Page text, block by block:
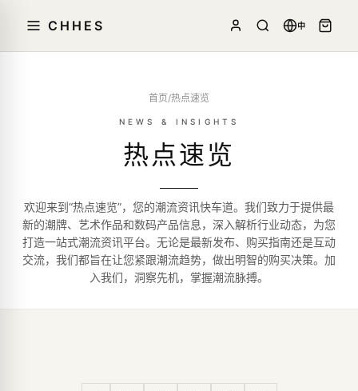
CHHES 中
首页/热点速览
NEWS & INSIGHTS
热点速览
欢迎来到“热点速览”，您的潮流资讯快车道。我们致力于提供最
新的潮牌、艺术作品和数码产品信息，深入解析行业动态，为您
打造一站式潮流资讯平台。无论是最新发布、购买指南还是互动
交流，我们都旨在让您紧跟潮流趋势，做出明智的购买决策。加
入我们，洞察先机，掌握潮流脉搏。